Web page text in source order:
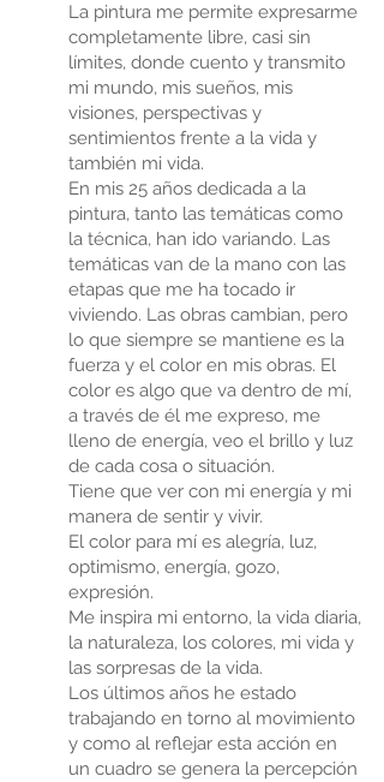
La pintura me permite expresarme
completamente libre, casi sin
límites, donde cuento y transmito
mi mundo, mis sueños, mis
visiones, perspectivas y
sentimientos frente a la vida y
también mi vida.
En mis 25 años dedicada a la
pintura, tanto las temáticas como
la técnica, han ido variando. Las
temáticas van de la mano con las
etapas que me ha tocado ir
viviendo. Las obras cambian, pero
lo que siempre se mantiene es la
fuerza y el color en mis obras. El
color es algo que va dentro de mí,
a través de él me expreso, me
lleno de energía, veo el brillo y luz
de cada cosa o situación.
Tiene que ver con mi energía y mi
manera de sentir y vivir.
El color para mí es alegría, luz,
optimismo, energía, gozo,
expresión.
Me inspira mi entorno, la vida diaria,
la naturaleza, los colores, mi vida y
las sorpresas de la vida.
Los últimos años he estado
trabajando en torno al movimiento
y como al reflejar esta acción en
un cuadro se genera la percepción